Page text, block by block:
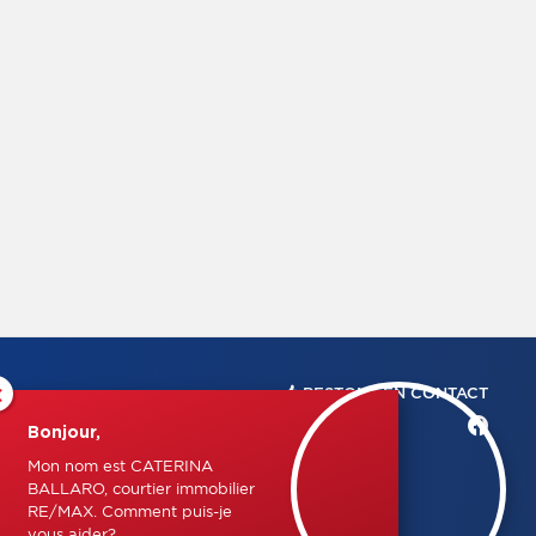
Bonjour,
Mon nom est CATERINA
BALLARO, courtier immobilier
RE/MAX. Comment puis-je
RESTONS EN CONTACT